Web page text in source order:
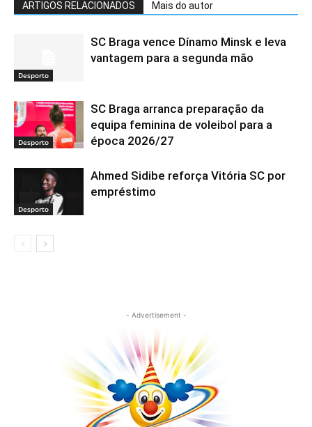
ARTIGOS RELACIONADOS Mais do autor
Desporto
SC Braga vence Dínamo Minsk e leva
vantagem para a segunda mão
Desporto
SC Braga arranca preparação da
equipa feminina de voleibol para a
época 2026/27
Desporto
Ahmed Sidibe reforça Vitória SC por
empréstimo
- Advertisement -